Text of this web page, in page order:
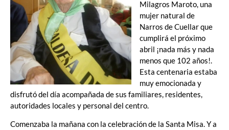
Milagros Maroto, una
mujer natural de
Narros de Cuellar que
cumplirá el próximo
abril ¡nada más y nada
menos que 102 años!.
Esta centenaria estaba
muy emocionada y
disfrutó del día acompañada de sus familiares, residentes,
autoridades locales y personal del centro.
Comenzaba la mañana con la celebración de la Santa Misa. Y a